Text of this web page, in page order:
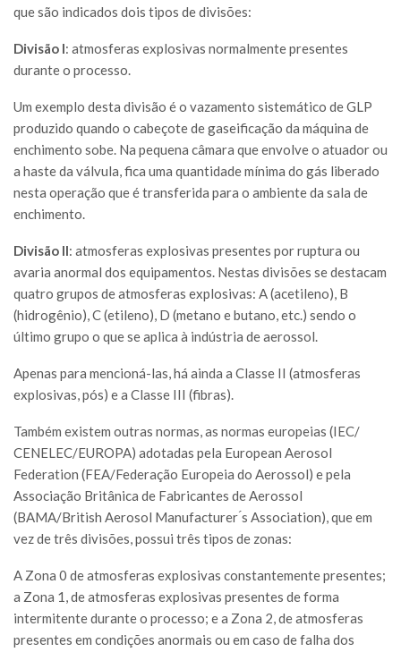
que são indicados dois tipos de divisões:
Divisão I: atmosferas explosivas normalmente presentes
durante o processo.
Um exemplo desta divisão é o vazamento sistemático de GLP
produzido quando o cabeçote de gaseificação da máquina de
enchimento sobe. Na pequena câmara que envolve o atuador ou
a haste da válvula, fica uma quantidade mínima do gás liberado
nesta operação que é transferida para o ambiente da sala de
enchimento.
Divisão II: atmosferas explosivas presentes por ruptura ou
avaria anormal dos equipamentos. Nestas divisões se destacam
quatro grupos de atmosferas explosivas: A (acetileno), B
(hidrogênio), C (etileno), D (metano e butano, etc.) sendo o
último grupo o que se aplica à indústria de aerossol.
Apenas para mencioná-las, há ainda a Classe II (atmosferas
explosivas, pós) e a Classe III (fibras).
Também existem outras normas, as normas europeias (IEC/
CENELEC/EUROPA) adotadas pela European Aerosol
Federation (FEA/Federação Europeia do Aerossol) e pela
Associação Britânica de Fabricantes de Aerossol
(BAMA/British Aerosol Manufacturer ́s Association), que em
vez de três divisões, possui três tipos de zonas:
A Zona 0 de atmosferas explosivas constantemente presentes;
a Zona 1, de atmosferas explosivas presentes de forma
intermitente durante o processo; e a Zona 2, de atmosferas
presentes em condições anormais ou em caso de falha dos